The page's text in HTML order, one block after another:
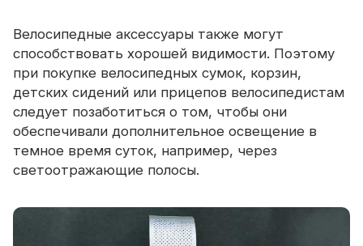
Велосипедные аксессуары также могут
способствовать хорошей видимости. Поэтому
при покупке велосипедных сумок, корзин,
детских сидений или прицепов велосипедистам
следует позаботиться о том, чтобы они
обеспечивали дополнительное освещение в
темное время суток, например, через
светоотражающие полосы.